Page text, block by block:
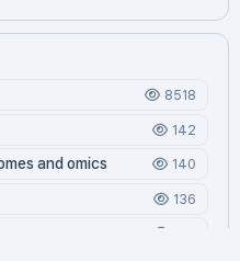
8518
142
and omics 140
136